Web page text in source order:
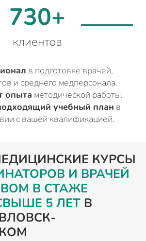
730+
клиентов
в подготовке врачей,
и среднего медперсонала.
опыта методической работы.
учебный план в
с вашей квалификацией.
КУРСЫ
И ВРАЧЕЙ
В СТАЖЕ
5 ЛЕТ В